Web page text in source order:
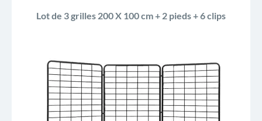
Lot de 3 grilles 200 X 100 cm + 2 pieds + 6 clips